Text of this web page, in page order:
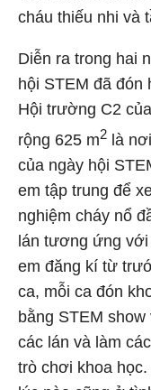
cháu thiếu nhi và
Diễn ra trong hai
hội STEM đã
Hội trường C2
rộng 625 m2 là
của ngày hội
em tập trung để
nghiệm cháy nổ
lán tương ứng
em đăng kí từ
ca, mỗi ca đón
bằng STEM
các lán và làm
trò chơi khoa